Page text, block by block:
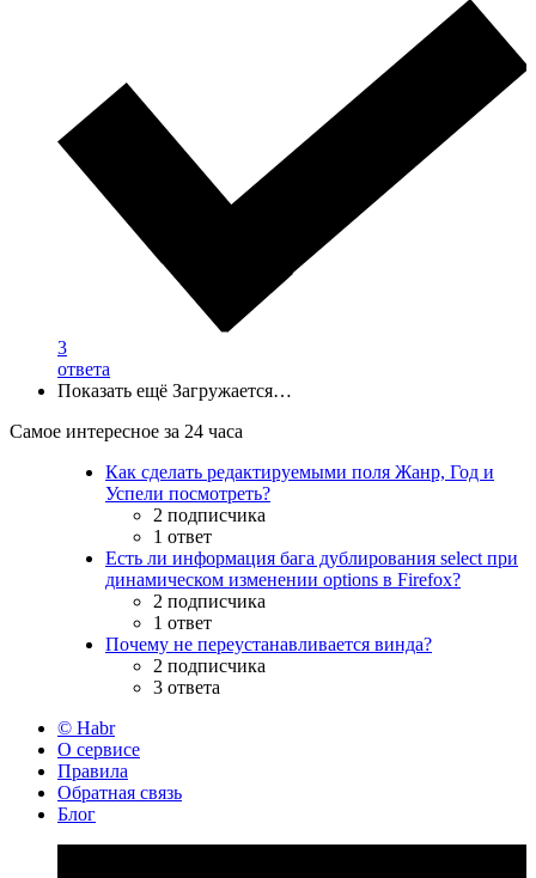
3
ответа
Показать ещё Загружается…
Самое интересное за 24 часа
Как сделать редактируемыми поля Жанр, Год и
Успели посмотреть?
2 подписчика
1 ответ
Есть ли информация бага дублирования select при
динамическом изменении options в Firefox?
2 подписчика
1 ответ
Почему не переустанавливается винда?
2 подписчика
3 ответа
© Habr
О сервисе
Правила
Обратная связь
Блог